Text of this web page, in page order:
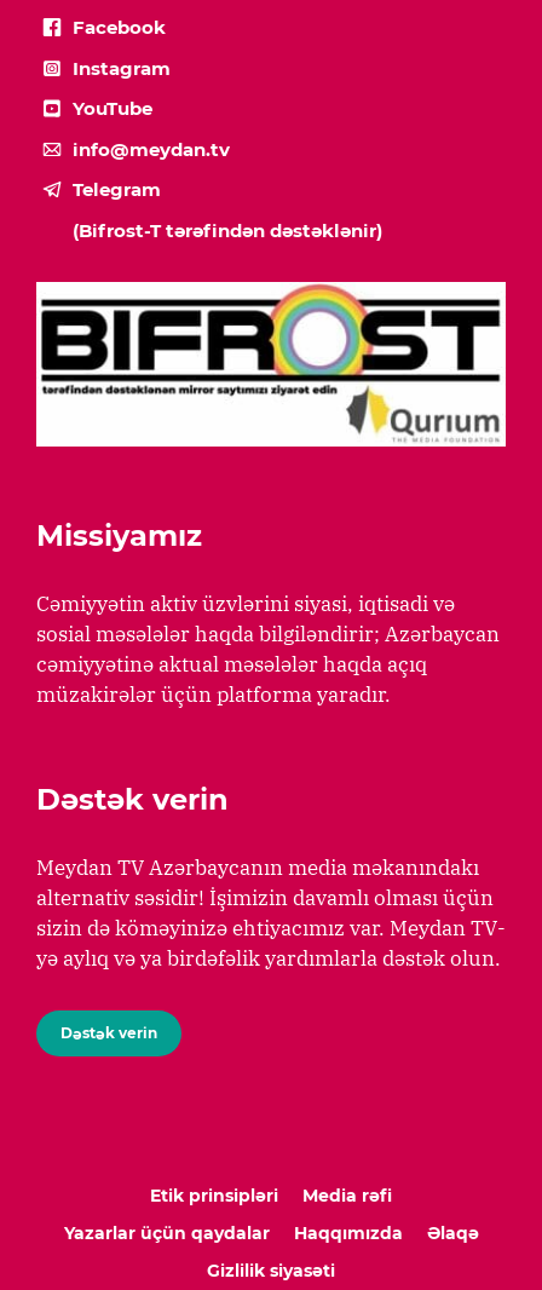
Facebook
Instagram
YouTube
info@meydan.tv
Telegram
(Bifrost-T tərəfindən dəstəklənir)
Missiyamız
Cəmiyyətin aktiv üzvlərini siyasi, iqtisadi və
sosial məsələlər haqda bilgiləndirir; Azərbaycan
cəmiyyətinə aktual məsələlər haqda açıq
müzakirələr üçün platforma yaradır.
Dəstək verin
Meydan TV Azərbaycanın media məkanındakı
alternativ səsidir! İşimizin davamlı olması üçün
sizin də köməyinizə ehtiyacımız var. Meydan TV-
yə aylıq və ya birdəfəlik yardımlarla dəstək olun.
Dəstək verin
Etik prinsipləri
Media rəfi
Yazarlar üçün qaydalar
Haqqımızda
Əlaqə
Gizlilik siyasəti